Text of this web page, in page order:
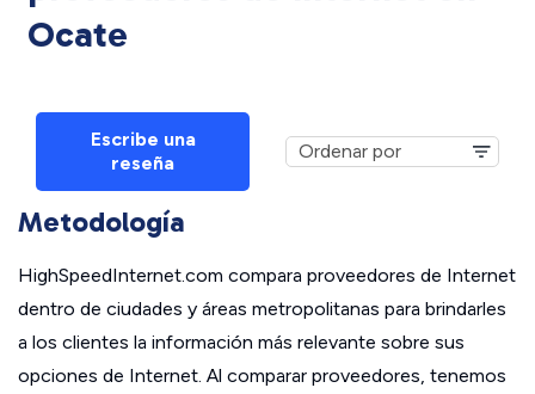
Ocate
Escribe una
reseña
Metodología
HighSpeedInternet.com compara proveedores de Internet
dentro de ciudades y áreas metropolitanas para brindarles
a los clientes la información más relevante sobre sus
opciones de Internet. Al comparar proveedores, tenemos